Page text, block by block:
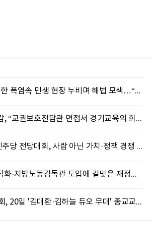
최원용 평택시장, 극한 폭염속 민생 현장 누비며 해법 모색…“현장에 답 있다”
안민석 경기도교육감, “교권보호전담관 면접서 경기교육의 희망 봤다”
김보라 안성시장 “민주당 전당대회, 사람 아닌 가치·정책 경쟁 돼야”
추미애, “소방 국가직화·지방노동감독관 도입에 걸맞은 재정체계 완성해야”
제72회 광화문음악회, 20일 '김대환·김하늘 듀오 무대' 종교교회서 무료 개최